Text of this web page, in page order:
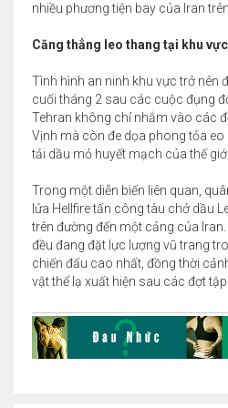
nhiều phương tiện bay của Iran
Căng thẳng leo thang tại khu
Tình hình an ninh khu vực trở nên
cuối tháng 2 sau các cuộc đụng
Tehran không chỉ nhắm vào các
Vịnh mà còn đe dọa phong tỏa
tải dầu mỏ huyết mạch của thế
Trong một diễn biến liên quan,
lửa Hellfire tấn công tàu chở dầu
trên đường đến một cảng của
đều đang đặt lực lượng vũ trang
chiến đấu cao nhất, đồng thời
vật thể lạ xuất hiện sau các đợt